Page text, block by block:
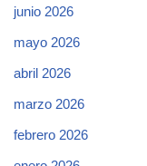
junio 2026
mayo 2026
abril 2026
marzo 2026
febrero 2026